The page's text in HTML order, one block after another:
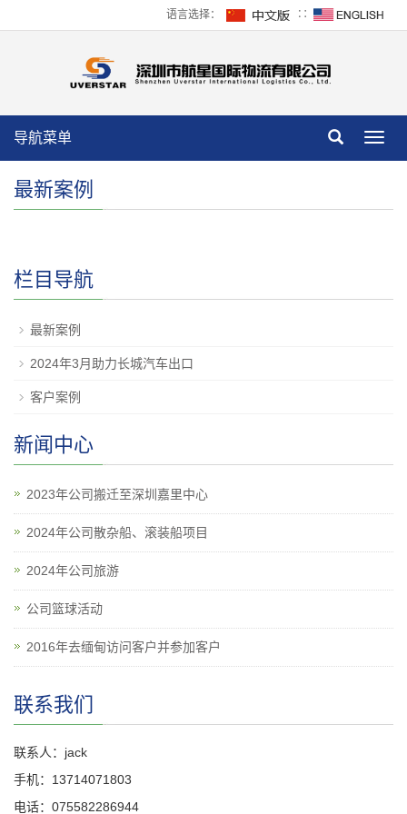
语言选择： ∷
导航菜单
最新案例
栏目导航
最新案例
2024年3月助力长城汽车出口
客户案例
新闻中心
2023年公司搬迁至深圳嘉里中心
2024年公司散杂船、滚装船项目
2024年公司旅游
公司篮球活动
2016年去缅甸访问客户并参加客户
联系我们
联系人：jack
手机：13714071803
电话：075582286944